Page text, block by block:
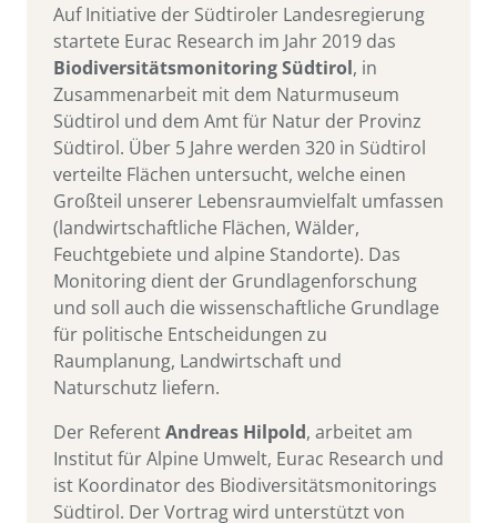
Auf Initiative der Südtiroler Landesregierung
startete Eurac Research im Jahr 2019 das
Biodiversitätsmonitoring Südtirol, in
Zusammenarbeit mit dem Naturmuseum
Südtirol und dem Amt für Natur der Provinz
Südtirol. Über 5 Jahre werden 320 in Südtirol
verteilte Flächen untersucht, welche einen
Großteil unserer Lebensraumvielfalt umfassen
(landwirtschaftliche Flächen, Wälder,
Feuchtgebiete und alpine Standorte). Das
Monitoring dient der Grundlagenforschung
und soll auch die wissenschaftliche Grundlage
für politische Entscheidungen zu
Raumplanung, Landwirtschaft und
Naturschutz liefern.
Der ReferentAndreas Hilpold, arbeitet am
Institut für Alpine Umwelt, Eurac Research und
ist Koordinator des Biodiversitätsmonitorings
Südtirol. Der Vortrag wird unterstützt von